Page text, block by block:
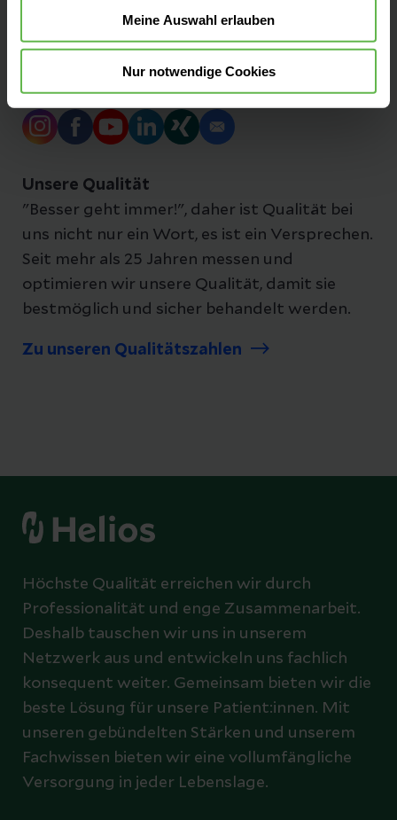
Meine Auswahl erlauben
Nur notwendige Cookies
Impressum
Unsere Qualität
"Besser geht immer!", daher ist Qualität bei
uns nicht nur ein Wort, es ist ein Versprechen.
Seit mehr als 25 Jahren messen und
optimieren wir unsere Qualität, damit sie
bestmöglich und sicher behandelt werden.
Zu unseren Qualitätszahlen
Höchste Qualität erreichen wir durch
Professionalität und enge Zusammenarbeit.
Deshalb tauschen wir uns in unserem
Netzwerk aus und entwickeln uns fachlich
konsequent weiter. Gemeinsam bieten wir die
beste Lösung für unsere Patient:innen. Mit
unseren gebündelten Stärken und unserem
Fachwissen bieten wir eine vollumfängliche
Versorgung in jeder Lebenslage.